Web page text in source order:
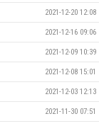
2021-12-20 12:08
2021-12-16 09:06
2021-12-09 10:39
2021-12-08 15:01
2021-12-03 12:13
2021-11-30 07:51